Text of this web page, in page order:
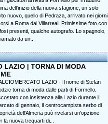
dell'inizio della nuova stagione, un solo
nuovo, quello di Pedraza, arrivato nei giorni
a Roma dal Villarreal. Primissime foto con
presenti, qualche autografo. Lo spagnolo,
da un...
LAZIO | TORNA DI MODA
LAZIO - Il nome di Stefan
torna di moda dalle parti di Formello.
con insistenza alla Lazio durante il
di gennaio, il centrocampista serbo di
dell'Almeria può rivelarsi un'opzione
la nuova trequarti di...